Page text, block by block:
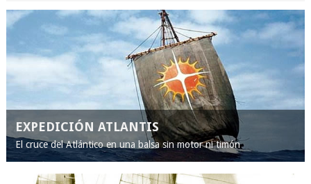
EXPEDICIÓN ATLANTIS
El cruce del Atlántico en una balsa sin motor ni timón